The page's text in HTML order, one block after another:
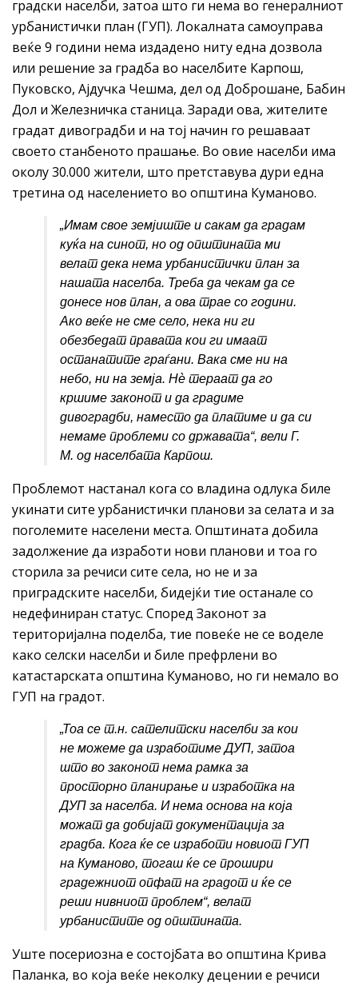
градски населби, затоа што ги нема во генералниот
урбанистички план (ГУП). Локалната самоуправа
веќе 9 години нема издадено ниту една дозвола
или решение за градба во населбите Карпош,
Пуковско, Ајдучка Чешма, дел од Доброшане, Бабин
Дол и Железничка станица. Заради ова, жителите
градат дивоградби и на тој начин го решаваат
своето станбеното прашање. Во овие населби има
околу 30.000 жители, што претставува дури една
третина од населението во општина Куманово.
„Имам свое земјиште и сакам да градам
куќа на синот, но од општината ми
велат дека нема урбанистички план за
нашата населба. Треба да чекам да се
донесе нов план, а ова трае со години.
Ако веќе не сме село, нека ни ги
обезбедат правата кои ги имаат
останатите граѓани. Вака сме ни на
небо, ни на земја. Нè тераат да го
кршиме законот и да градиме
дивоградби, наместо да платиме и да си
немаме проблеми со државата“, вели Г.
М. од населбата Карпош.
Проблемот настанал кога со владина одлука биле
укинати сите урбанистички планови за селата и за
поголемите населени места. Општината добила
задолжение да изработи нови планови и тоа го
сторила за речиси сите села, но не и за
приградските населби, бидејќи тие останале со
недефиниран статус. Според Законот за
територијална поделба, тие повеќе не се воделе
како селски населби и биле префрлени во
катастарската општина Куманово, но ги немало во
ГУП на градот.
„Тоа се т.н. сателитски населби за кои
не можеме да изработиме ДУП, затоа
што во законот нема рамка за
просторно планирање и изработка на
ДУП за населба. И нема основа на која
можат да добијат документација за
градба. Кога ќе се изработи новиот ГУП
на Куманово, тогаш ќе се прошири
градежниот опфат на градот и ќе се
реши нивниот проблем“, велат
урбанистите од општината.
Уште посериозна е состојбата во општина Крива
Паланка, во која веќе неколку децении е речиси